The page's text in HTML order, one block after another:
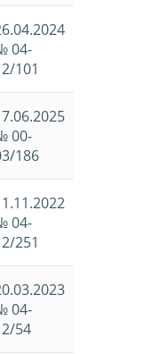
04-
101
00-
186
04-
251
04-
54